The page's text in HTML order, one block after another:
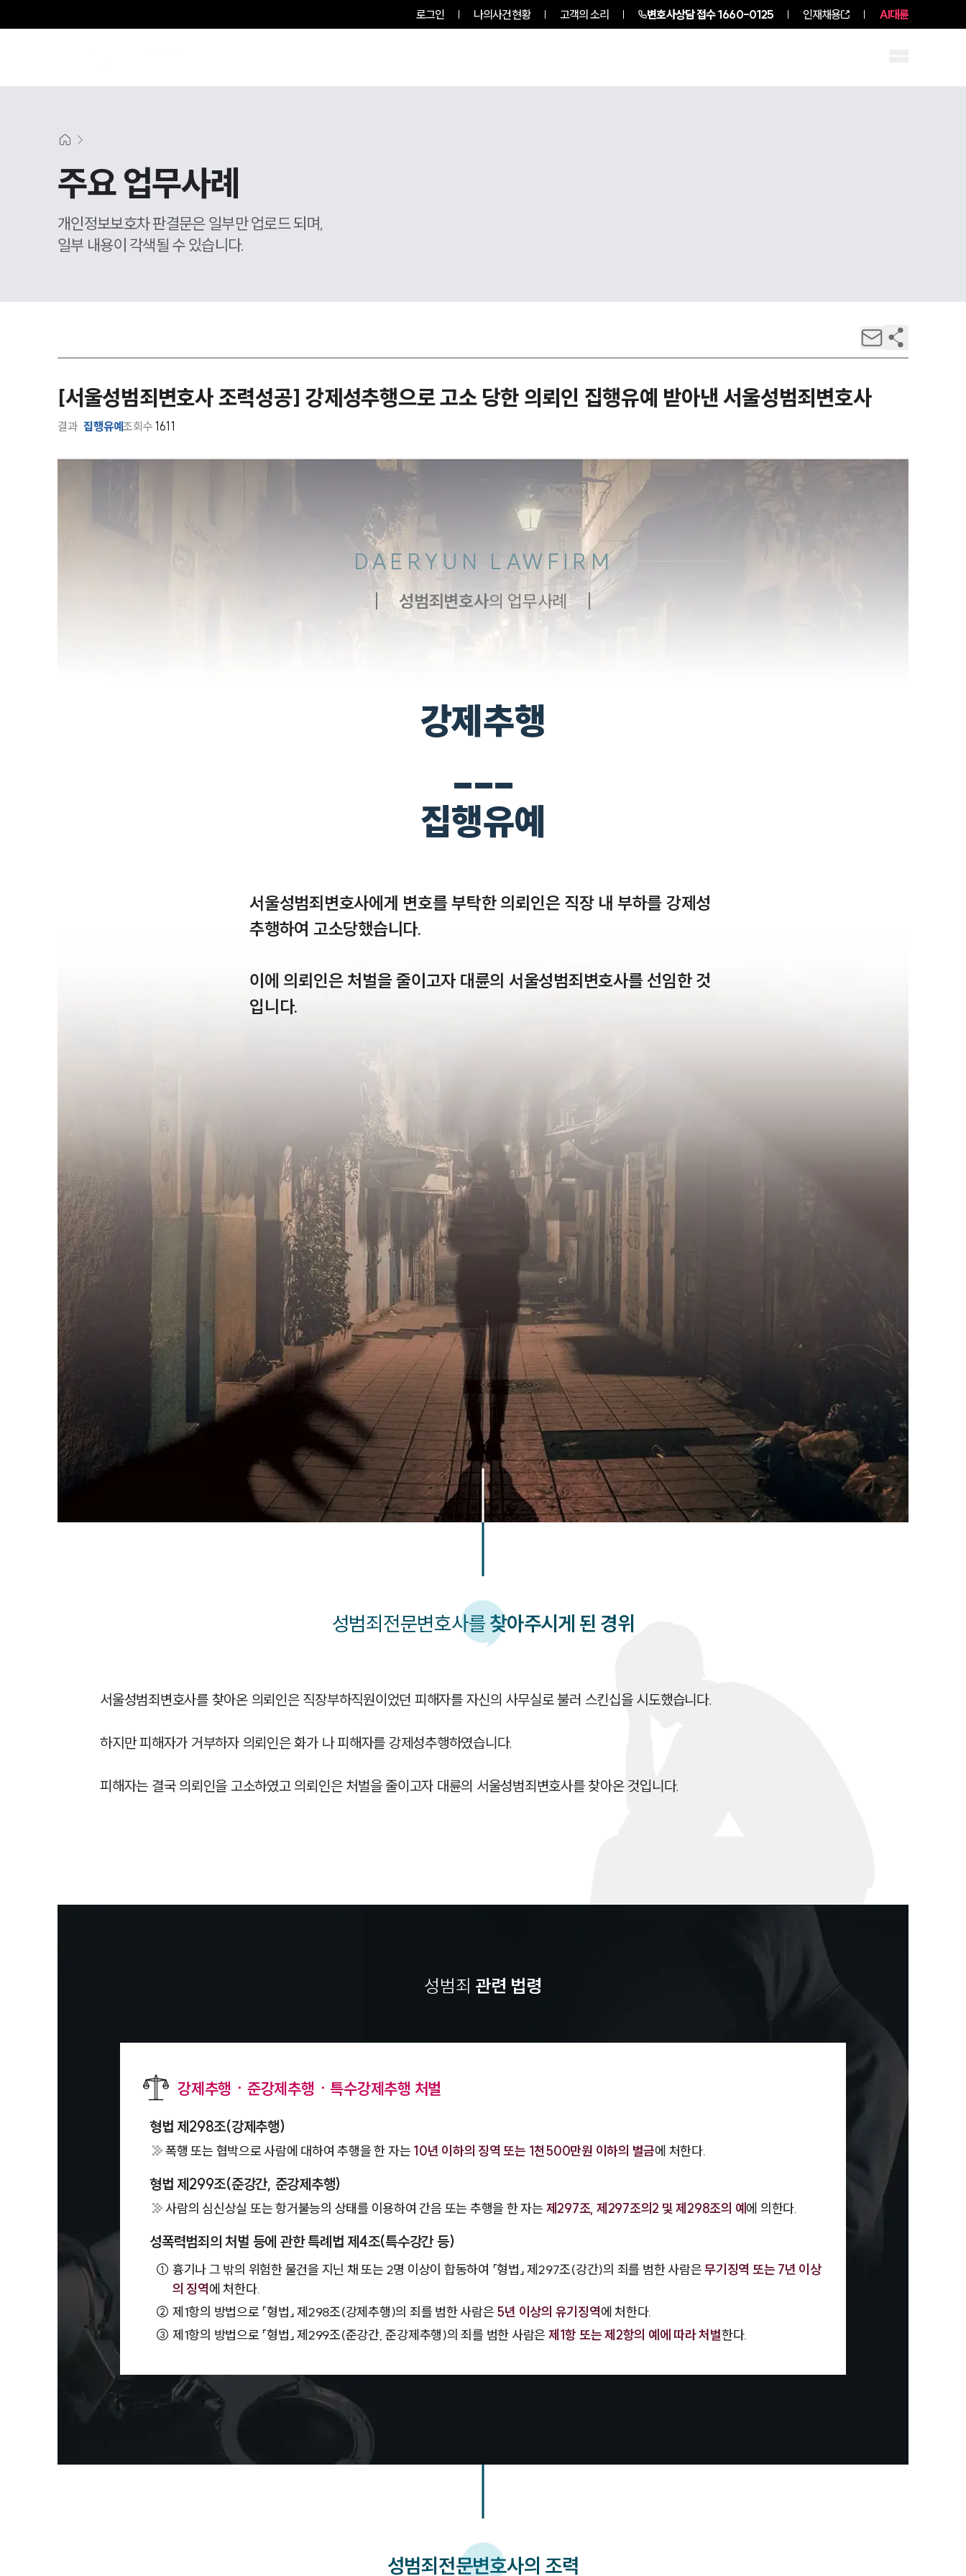
로그인 나의사건현황 고객의 소리 변호사상담 접수1660-0125 인재채용 AI대륜
AI대륜
사례분석/최신동향
법률정보
법률지식인
고객후기
뉴스레터/브로슈어
대륜법률상담예약
주요 업무사례
개인정보보호차 판결문은 일부만 업로드 되며,
일부 내용이 각색될 수 있습니다.
[서울성범죄변호사 조력성공] 강제성추행으로 고소 당한 의뢰인 집행유예 받아낸 서울성범죄변호사
결과 집행유예조회수1611
DAERYUN LAWFIRM
성범죄변호사의 업무사례
강제추행
___
집행유예
서울성범죄변호사에게 변호를 부탁한 의뢰인은 직장 내 부하를 강제성
추행하여 고소당했습니다.
이에 의뢰인은 처벌을 줄이고자 대륜의 서울성범죄변호사를 선임한 것
입니다.
성범죄전문변호사를찾아주시게 된 경위
서울성범죄변호사를 찾아온 의뢰인은 직장부하직원이었던 피해자를 자신의 사무실로 불러 스킨십을 시도했습니다.
하지만 피해자가 거부하자 의뢰인은 화가 나 피해자를 강제성추행하였습니다.
피해자는 결국 의뢰인을 고소하였고 의뢰인은 처벌을 줄이고자 대륜의 서울성범죄변호사를 찾아온 것입니다.
성범죄 관련 법령
강제추행ㆍ준강제추행ㆍ특수강제추행 처벌
형법 제298조(강제추행)
폭행 또는 협박으로 사람에 대하여 추행을 한 자는 10년 이하의 징역 또는 1천500만원 이하의 벌금에 처한다.
형법 제299조(준강간, 준강제추행)
사람의 심신상실 또는 항거불능의 상태를 이용하여 간음 또는 추행을 한 자는 제297조, 제297조의2 및 제298조의 예에 의한다.
성폭력범죄의 처벌 등에 관한 특례법 제4조(특수강간 등)
① 흉기나 그 밖의 위험한 물건을 지닌 채 또는 2명 이상이 합동하여 「형법」 제297조(강간)의 죄를 범한 사람은무기징역 또는 7년 이상
의 징역에 처한다.
② 제1항의 방법으로 「형법」 제298조(강제추행)의 죄를 범한 사람은 5년 이상의 유기징역에 처한다.
③ 제1항의 방법으로 「형법」 제299조(준강간, 준강제추행)의 죄를 범한 사람은 제1항 또는 제2항의 예에 따라 처벌한다.
성범죄 전문변호사의 조력